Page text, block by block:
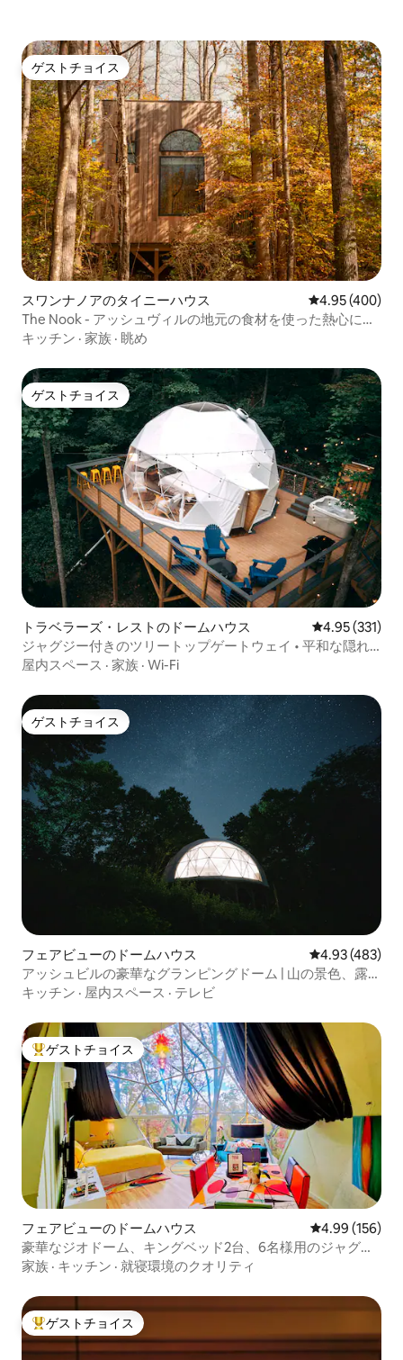
ゲストチョイス
ゲストチョイス
スワンナノアのタイニーハウス レビュー400
4.95 (400)
The Nook - アッシュヴィルの地元の食材を使った熱心に手
作りされた料理
キッチン · 家族 · 眺め
ゲストチョイス
ゲストチョイス
トラベラーズ・レストのドームハウス レビュー331
4.95 (331)
ジャグジー付きのツリートップゲートウェイ • 平和な隠れ
家
屋内スペース · 家族 · Wi-Fi
ゲストチョイス
ゲストチョイス
フェアビューのドームハウス レビュー483
4.93 (483)
アッシュビルの豪華なグランピングドーム | 山の景色、露天
風呂・ジャグジー
キッチン · 屋内スペース · テレビ
大好評のゲストチョイスです。
ゲストチョイス
フェアビューのドームハウス レビュー156
4.99 (156)
豪華なジオドーム、キングベッド2台、6名様用のジャグジ
ー
家族 · キッチン · 就寝環境のクオリティ
大好評のゲストチョイスです。
ゲストチョイス